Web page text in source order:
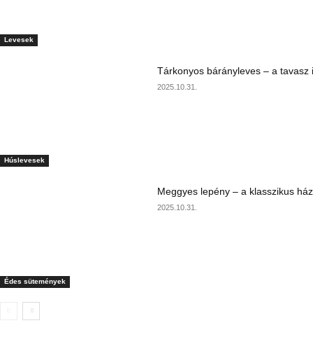
Levesek
Húslevesek
Tárkonyos bárányleves – a tavasz
2025.10.31.
Édes sütemények
Meggyes lepény – a klasszikus
2025.10.31.